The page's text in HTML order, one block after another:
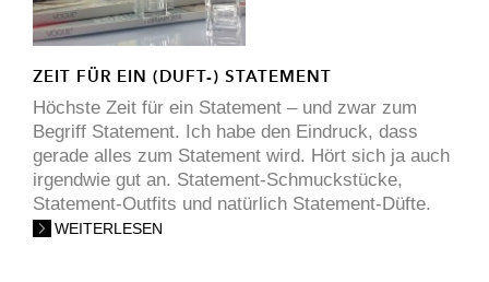
ZEIT FÜR EIN (DUFT-) STATEMENT
Höchste Zeit für ein Statement – und zwar zum
Begriff Statement. Ich habe den Eindruck, dass
gerade alles zum Statement wird. Hört sich ja auch
irgendwie gut an. Statement-Schmuckstücke,
Statement-Outfits und natürlich Statement-Düfte.
WEITERLESEN